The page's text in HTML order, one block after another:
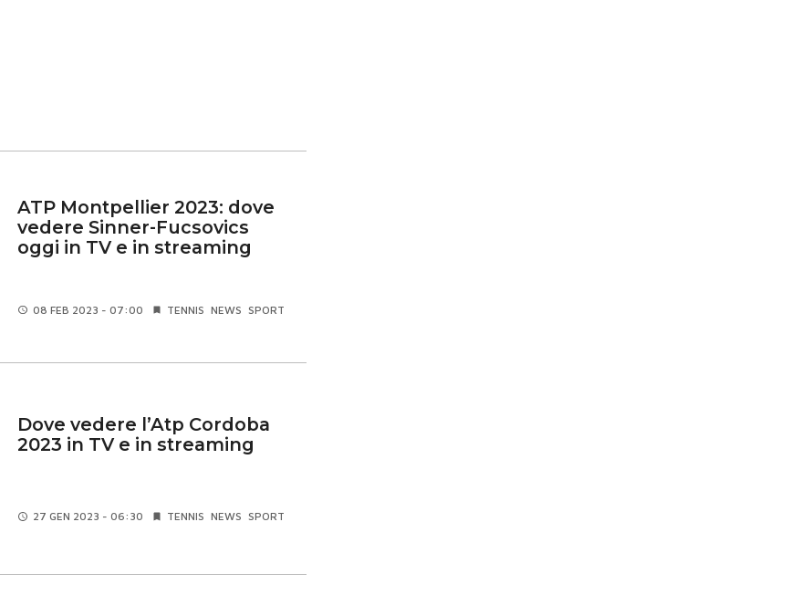
ATP Montpellier 2023: dove
vedere Sinner-Fucsovics
oggi in TV e in streaming
08 FEB 2023 - 07:00 TENNIS NEWS SPORT
Dove vedere l’Atp Cordoba
2023 in TV e in streaming
27 GEN 2023 - 06:30 TENNIS NEWS SPORT